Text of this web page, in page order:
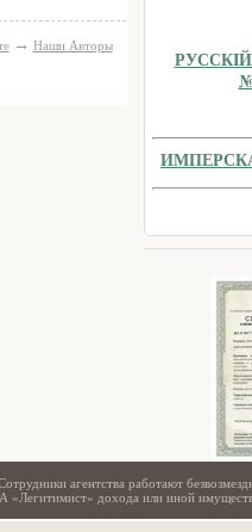
→ Наши Авторы
агентства работают
«Легитимист» дохода или иной